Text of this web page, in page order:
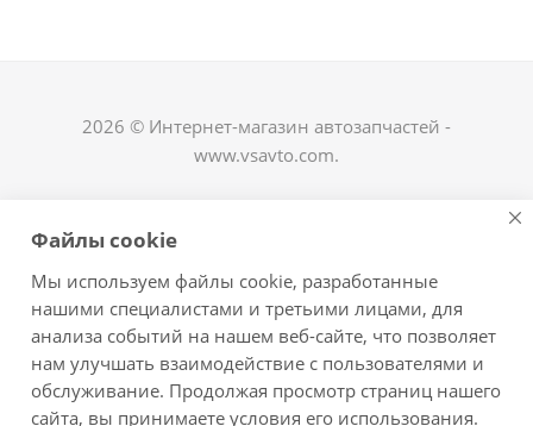
2026 © Интернет-магазин автозапчастей -
www.vsavto.com.
+7 (8482) 622-122 avtovs@yandex.ru
г. Тольятти, ул. Офицерская 14, ГСК "Пламя", 4
этаж, офис 476
Оставайтесь на связи
Файлы cookie
Мы используем файлы cookie, разработанные
нашими специалистами и третьими лицами, для
анализа событий на нашем веб-сайте, что позволяет
нам улучшать взаимодействие с пользователями и
обслуживание. Продолжая просмотр страниц нашего
сайта, вы принимаете условия его использования.